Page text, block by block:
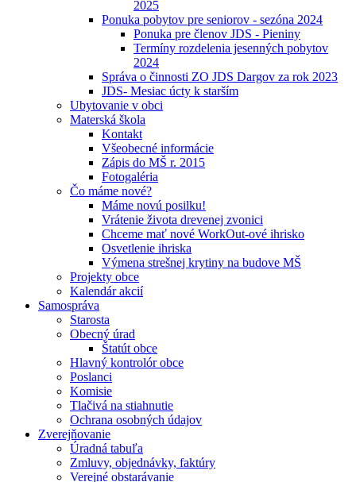
2025
Ponuka pobytov pre seniorov - sezóna 2024
Ponuka pre členov JDS - Pieniny
Termíny rozdelenia jesenných pobytov
2024
Správa o činnosti ZO JDS Dargov za rok 2023
JDS- Mesiac úcty k starším
Ubytovanie v obci
Materská škola
Kontakt
Všeobecné informácie
Zápis do MŠ r. 2015
Fotogaléria
Čo máme nové?
Máme novú posilku!
Vrátenie života drevenej zvonici
Chceme mať nové WorkOut-ové ihrisko
Osvetlenie ihriska
Výmena strešnej krytiny na budove MŠ
Projekty obce
Kalendár akcií
Samospráva
Starosta
Obecný úrad
Štatút obce
Hlavný kontrolór obce
Poslanci
Komisie
Tlačivá na stiahnutie
Ochrana osobných údajov
Zverejňovanie
Úradná tabuľa
Zmluvy, objednávky, faktúry
Verejné obstarávanie